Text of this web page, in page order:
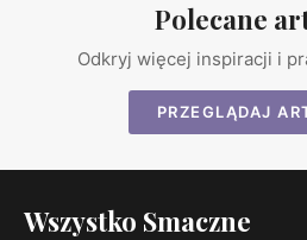
Polecane
Odkryj więcej inspiracji i
PRZEGLĄDAJ
Wszystko Smaczne